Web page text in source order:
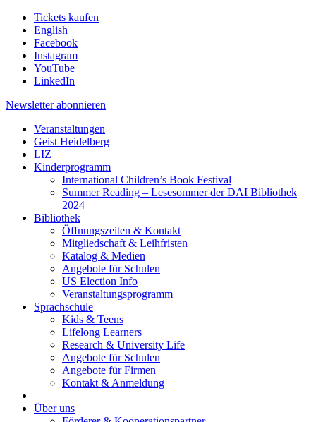
Tickets kaufen
English
Facebook
Instagram
YouTube
LinkedIn
Newsletter abonnieren
Veranstaltungen
Geist Heidelberg
LIZ
Kinderprogramm
International Children’s Book Festival
Summer Reading – Lesesommer der DAI Bibliothek
2024
Bibliothek
Öffnungszeiten & Kontakt
Mitgliedschaft & Leihfristen
Katalog & Medien
Angebote für Schulen
US Election Info
Veranstaltungsprogramm
Sprachschule
Kids & Teens
Lifelong Learners
Research & University Life
Angebote für Schulen
Angebote für Firmen
Kontakt & Anmeldung
|
Über uns